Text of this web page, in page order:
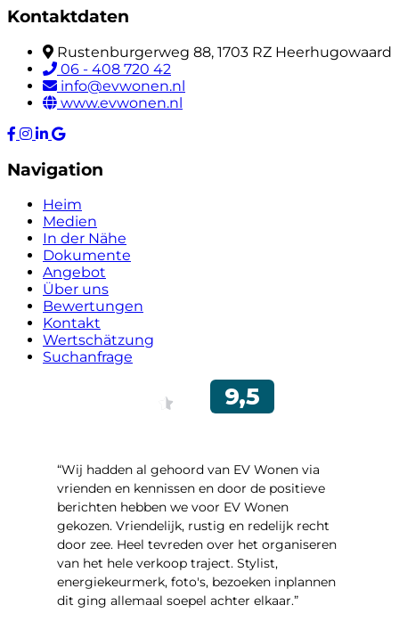
Kontaktdaten
Rustenburgerweg 88, 1703 RZ Heerhugowaard
06 - 408 720 42
info@evwonen.nl
www.evwonen.nl
Navigation
Heim
Medien
In der Nähe
Dokumente
Angebot
Über uns
Bewertungen
Kontakt
Wertschätzung
Suchanfrage
“Wij hadden al gehoord van EV Wonen via
vrienden en kennissen en door de positieve
berichten hebben we voor EV Wonen
gekozen. Vriendelijk, rustig en redelijk recht
door zee. Heel tevreden over het organiseren
van het hele verkoop traject. Stylist,
energiekeurmerk, foto's, bezoeken inplannen
dit ging allemaal soepel achter elkaar.”